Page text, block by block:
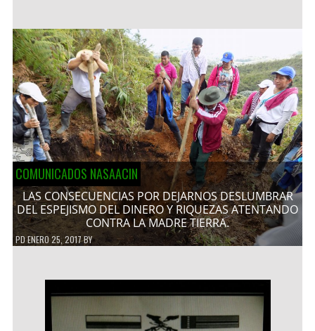
COMUNICADOS NASAACIN
LAS CONSECUENCIAS POR DEJARNOS DESLUMBRAR
DEL ESPEJISMO DEL DINERO Y RIQUEZAS ATENTANDO
CONTRA LA MADRE TIERRA.
PDENERO 25, 2017BY